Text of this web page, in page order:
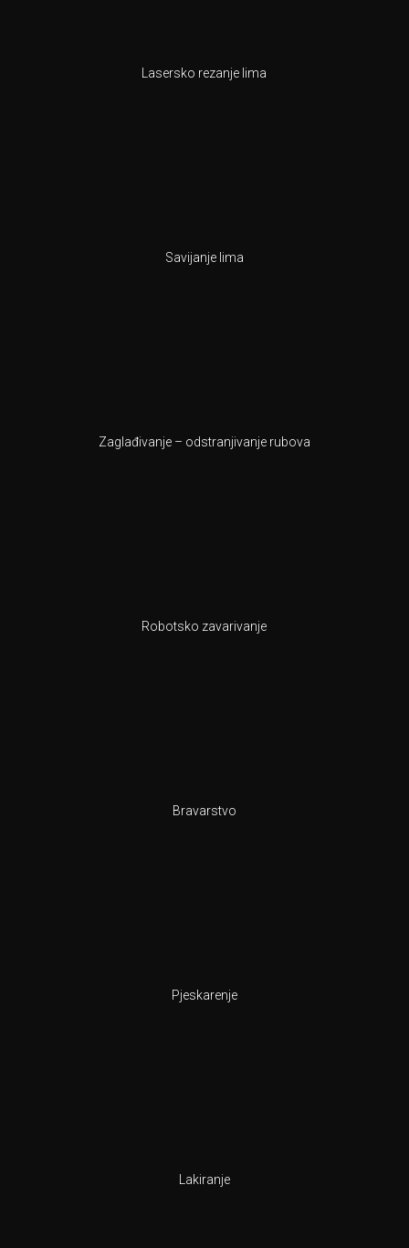
Lasersko rezanje lima
Savijanje lima
Zaglađivanje – odstranjivanje rubova
Robotsko zavarivanje
Bravarstvo
Pjeskarenje
Lakiranje